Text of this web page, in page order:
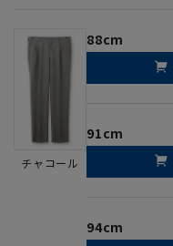
チャコール
88cm
91cm
94cm